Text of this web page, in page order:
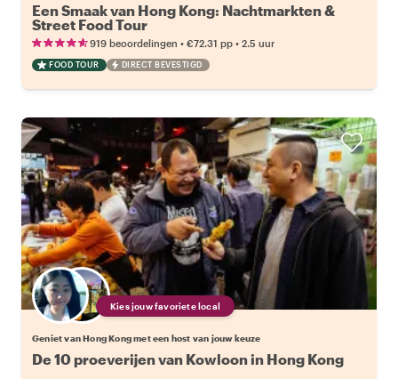
Een Smaak van Hong Kong: Nachtmarkten &
Street Food Tour
919 beoordelingen • €72.31 pp • 2.5 uur
FOOD TOUR DIRECT BEVESTIGD
Kies jouw favoriete local
Geniet van Hong Kong met een host van jouw keuze
De 10 proeverijen van Kowloon in Hong Kong